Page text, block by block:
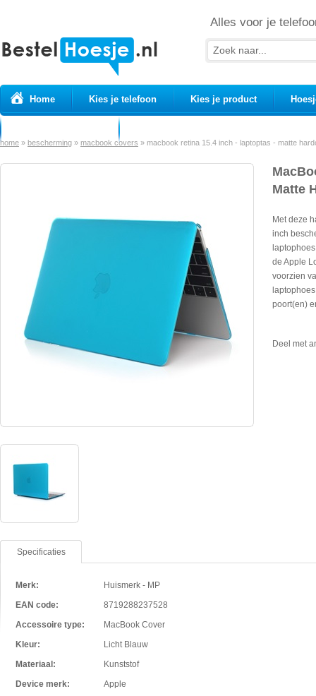
Alles voor je
Home Kies je telefoon Kies je product
home » bescherming » macbook covers » macbook retina 15.4 inch - laptoptas - matte
Matte
Met deze
inch
de Apple
voorzien
poort(en)
Deel met
Specificaties
Merk:
Huismerk - MP
EAN code:
8719288237528
Accessoire type:
MacBook Cover
Kleur:
Licht Blauw
Materiaal:
Kunststof
Device merk:
Apple